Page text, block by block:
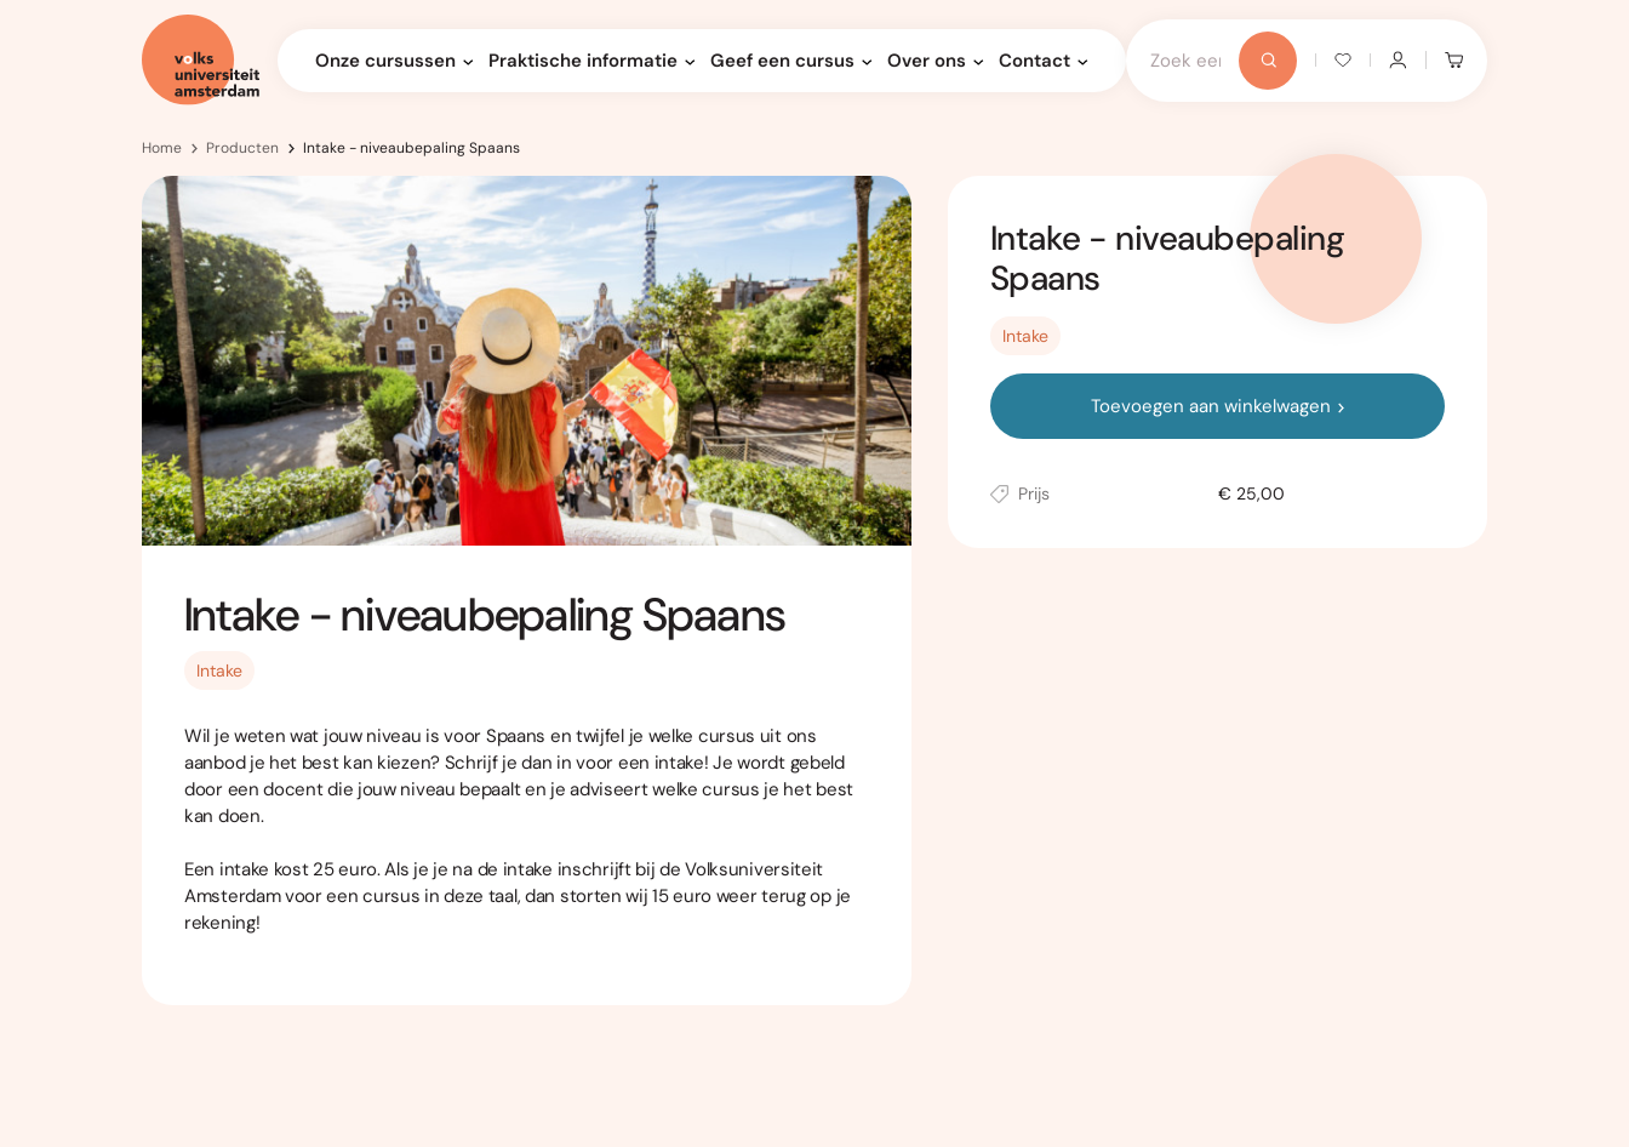
Onze cursussen Praktische informatie Geef een cursus Over ons Contact
Home Producten Intake - niveaubepaling Spaans
Intake - niveaubepaling Spaans
Intake
Wil je weten wat jouw niveau is voor Spaans en twijfel je welke cursus uit ons
aanbod je het best kan kiezen? Schrijf je dan in voor een intake! Je wordt gebeld
door een docent die jouw niveau bepaalt en je adviseert welke cursus je het best
kan doen.
Een intake kost 25 euro. Als je je na de intake inschrijft bij de Volksuniversiteit
Amsterdam voor een cursus in deze taal, dan storten wij 15 euro weer terug op je
rekening!
Intake - niveaubepaling
Spaans
Intake
Toevoegen aan winkelwagen
Prijs € 25,00